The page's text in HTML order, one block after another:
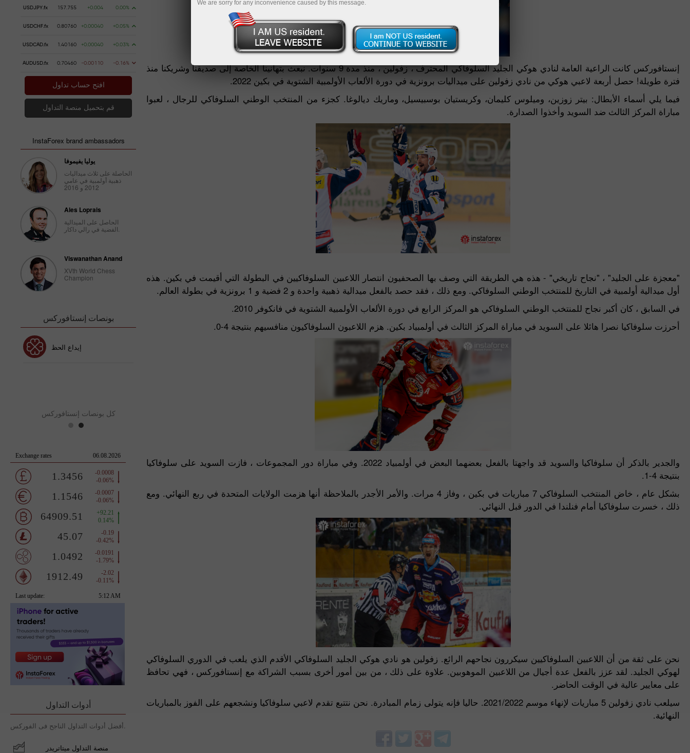
إنستافوركس كانت الراعية العامة لنادي هوكي الجليد السلوفاكي المحترف ، زفولين ، منذ مدة 9 سنوات. نبعث بتهانينا الخاصة إلى صديقنا وشريكنا منذ
فترة طويلة! حصل أربعة لاعبي هوكي من نادي زفولين على ميداليات برونزية في دورة الألعاب الأولمبية الشتوية في بكين 2022.
فيما يلي أسماء الأبطال: بيتر زوزين، وميلوس كليمان، وكريستيان بوسبيسيل، وماريك ديالوغا. كجزء من المنتخب الوطني السلوفاكي للرجال ، لعبوا
مباراة المركز الثالث ضد السويد وأخذوا الصدارة.
"معجزة على الجليد" ، "نجاح تاريخي" - هذه هي الطريقة التي وصف بها الصحفيون انتصار اللاعبين السلوفاكيين في البطولة التي أقيمت في بكين. هذه
أول ميدالية أولمبية في التاريخ للمنتخب الوطني السلوفاكي. ومع ذلك ، فقد حصد بالفعل ميدالية ذهبية واحدة و 2 فضية و 1 برونزية في بطولة العالم.
في السابق ، كان أكبر نجاح للمنتخب الوطني السلوفاكي هو المركز الرابع في دورة الألعاب الأولمبية الشتوية في فانكوفر 2010.
أحرزت سلوفاكيا نصرا هائلا على السويد في مباراة المركز الثالث في أولمبياد بكين. هزم اللاعبون السلوفاكيون منافسيهم بنتيجة 4-0.
والجدير بالذكر أن سلوفاكيا والسويد قد واجهتا بالفعل بعضهما البعض في أولمبياد 2022. وفي مباراة دور المجموعات ، فازت السويد على سلوفاكيا
بنتيجة 4-1.
بشكل عام ، خاض المنتخب السلوفاكي 7 مباريات في بكين ، وفاز 4 مرات. والأمر الأجدر بالملاحظة أنها هزمت الولايات المتحدة في ربع النهائي. ومع
ذلك ، خسرت سلوفاكيا أمام فنلندا في الدور قبل النهائي.
نحن على ثقة من أن اللاعبين السلوفاكيين سيكررون نجاحهم الرائع. زفولين هو نادي هوكي الجليد السلوفاكي الأقدم الذي يلعب في الدوري السلوفاكي
لهوكي الجليد. لقد عزز بالفعل عدة أجيال من اللاعبين الموهوبين. علاوة على ذلك ، من بين أمور أخرى بسبب الشراكة مع إنستافوركس ، فهي تحافظ
على معايير عالية في الوقت الحاضر.
سيلعب نادي زفولين 5 مباريات لإنهاء موسم 2021/2022. حاليا فإنه يتولى زمام المبادرة. نحن نتتبع تقدم لاعبي سلوفاكيا ونشجعهم على الفوز بالمباريات
النهائية.
USDJPY.fx 157.755 +0.004 0.00%
USDCHF.fx 0.80760 +0.00040 +0.05%
USDCAD.fx 1.40160 +0.00040 +0.03%
AUDUSD.fx 0.70460 -0.00110 -0.16%
افتح حساب تداول
قم بتحميل منصة التداول
InstaForex brand ambassadors
يوليا يفيموفا
الحاصلة على ثلاث ميداليات
ذهبية أولمبية في عامي
2012 و 2016
Ales Loprais
الحاصل على الميدالية
Viswanathan Anand
XVth World Chess
Champion
بونصات إنستافوركس
إيداع الحظ
كل بونصات إنستافوركس
أدوات التداول
أفضل أدوات التداول الناجح فى الفوركس.
منصة التداول ميتاتريدر
We are sorry for any inconvenience caused by this message.